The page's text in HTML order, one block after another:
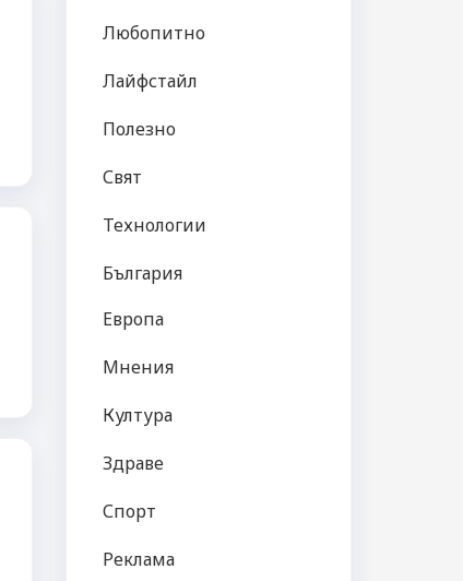
Любопитно
Лайфстайл
Полезно
Свят
Технологии
България
Европа
Мнения
Култура
Здраве
Спорт
Реклама